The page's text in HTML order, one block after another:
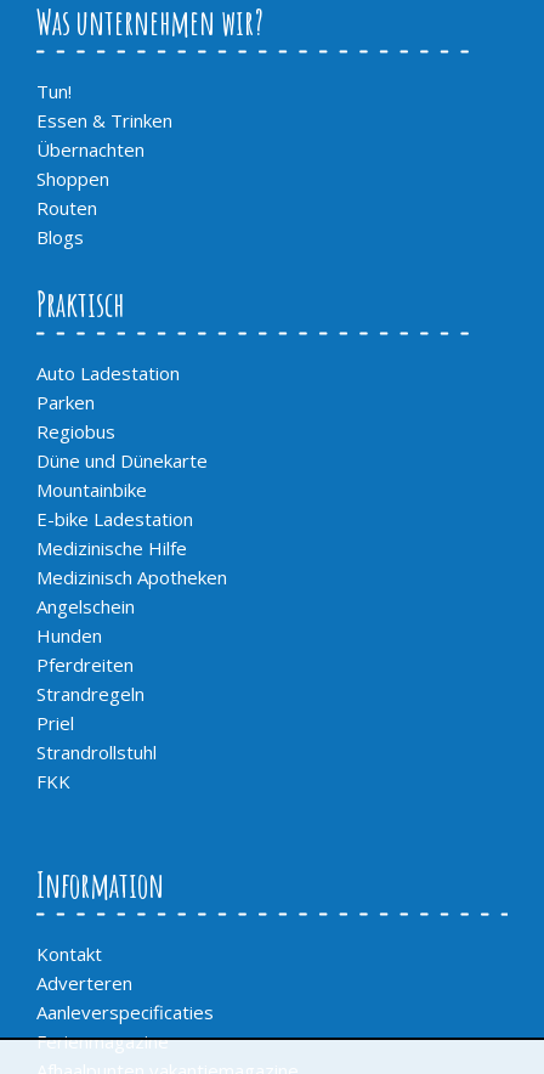
Was unternehmen wir?
Tun!
Essen & Trinken
Übernachten
Shoppen
Routen
Blogs
Praktisch
Auto Ladestation
Parken
Regiobus
Düne und Dünekarte
Mountainbike
E-bike Ladestation
Medizinische Hilfe
Medizinisch Apotheken
Angelschein
Hunden
Pferdreiten
Strandregeln
Priel
Strandrollstuhl
FKK
Information
Kontakt
Adverteren
Aanleverspecificaties
Ferienmagazine